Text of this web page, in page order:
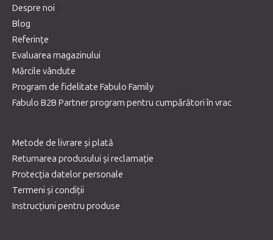
Despre noi
Blog
Referințe
Evaluarea magazinului
Mărcile vândute
Program de fidelitate Fabulo Family
Fabulo B2B Partner program pentru cumpărători în vrac
Metode de livrare și plată
Returnarea produsului și reclamație
Protecția datelor personale
Termeni și condiții
Instrucțiuni pentru produse